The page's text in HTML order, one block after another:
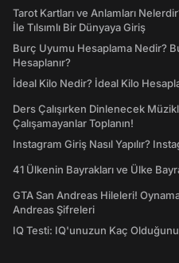
Tarot Kartları ve Anlamları
İle Tılsımlı Bir Dünyaya Giriş
Burç Uyumu Hesaplama Nedir?
Hesaplanır?
İdeal Kilo Nedir? İdeal Kilo
Ders Çalışırken Dinlenecek
Çalışamayanlar Toplanın!
Instagram Giriş Nasıl Yapılır?
41 Ülkenin Bayrakları ve Ülke
GTA San Andreas Hileleri!
Andreas Şifreleri
IQ Testi: IQ'unuzun Kaç